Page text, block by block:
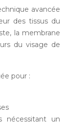
avancée
des tissus du
la membrane
du visage de
pour :
nécessitant un